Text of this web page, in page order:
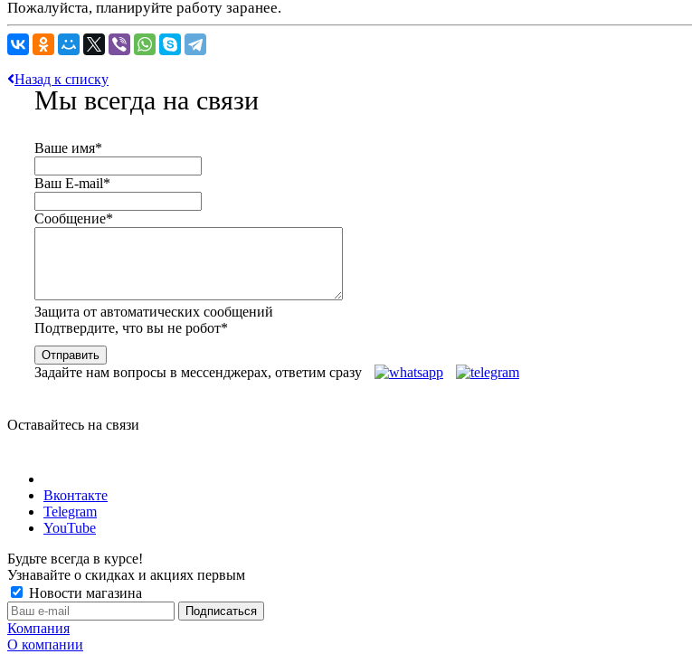
Пожалуйста, планируйте работу заранее.
Назад к списку
Мы всегда на связи
Ваше имя*
Ваш E-mail*
Сообщение*
Защита от автоматических сообщений
Подтвердите, что вы не робот*
Задайте нам вопросы в мессенджерах, ответим сразу
Оставайтесь на связи
Вконтакте
Telegram
YouTube
Будьте всегда в курсе!
Узнавайте о скидках и акциях первым
Новости магазина
Компания
О компании